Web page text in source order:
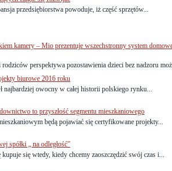
przedsiębiorstwa powoduje, iż część sprzętów...
kamery – Mio prezentuje wszechstronny system
perspektywa pozostawienia dzieci bez nadzoru
biurowe 2016 roku
najbardziej owocny w całej historii polskiego rynku...
to przyszłość segmentu mieszkaniowego
będą pojawiać się certyfikowane projekty...
spółki „ na odległość”
kupuje się wtedy, kiedy chcemy zaoszczędzić swój czas i...